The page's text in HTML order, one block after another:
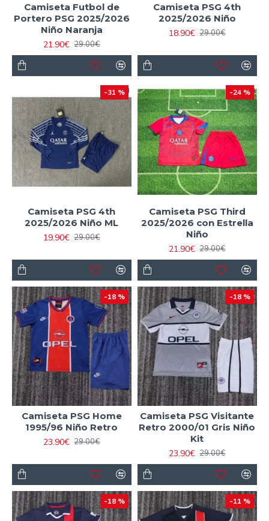
Camiseta Futbol de
Portero PSG 2025/2026
Niño Naranja
21.90€ 29.00€
Camiseta PSG 4th
2025/2026 Niño
18.90€ 29.00€
-31 %
Camiseta PSG 4th
2025/2026 Niño ML
19.90€ 29.00€
-24 %
Camiseta PSG Third
2025/2026 con Estrella
Niño
21.90€ 29.00€
-18 %
Camiseta PSG Home
1995/96 Niño Retro
23.90€ 29.00€
-18 %
Camiseta PSG Visitante
Retro 2000/01 Gris Niño
Kit
23.90€ 29.00€
-18 % -11 %